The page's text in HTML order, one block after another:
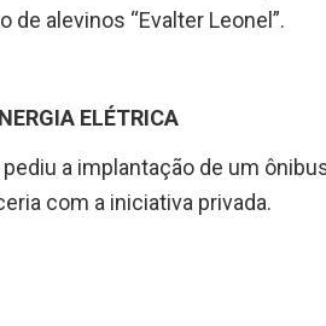
de alevinos “Evalter Leonel”.
ELÉTRICA
pediu a implantação de um
com a iniciativa privada.